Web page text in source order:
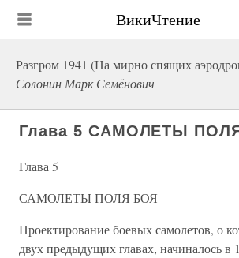
ВикиЧтение
Разгром 1941 (На мирно спящих
Солонин Марк Семёнович
Глава 5 САМОЛЕТЫ
Глава 5
САМОЛЕТЫ ПОЛЯ БОЯ
Проектирование боевых самолетов, о
двух предыдущих главах, начиналось в